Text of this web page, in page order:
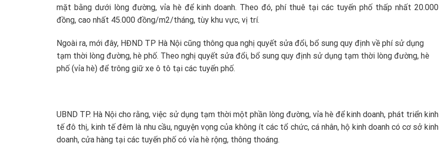
mặt bằng dưới lòng đường, vỉa hè để kinh doanh. Theo đó, phí thuê tại các tuyến phố thấp nhất 20.000
đồng, cao nhất 45.000 đồng/m2/tháng, tùy khu vực, vị trí.
Ngoài ra, mới đây, HĐND TP Hà Nội cũng thông qua nghị quyết sửa đổi, bổ sung quy định về phí sử dụng
tạm thời lòng đường, hè phố. Theo nghị quyết sửa đổi, bổ sung quy định sử dụng tạm thời lòng đường, hè
phố (vỉa hè) để trông giữ xe ô tô tại các tuyến phố.
UBND TP. Hà Nội cho rằng, việc sử dụng tạm thời một phần lòng đường, vỉa hè để kinh doanh, phát triển kinh
tế đô thị, kinh tế đêm là nhu cầu, nguyện vọng của không ít các tổ chức, cá nhân, hộ kinh doanh có cơ sở kinh
doanh, cửa hàng tại các tuyến phố có vỉa hè rộng, thông thoáng.